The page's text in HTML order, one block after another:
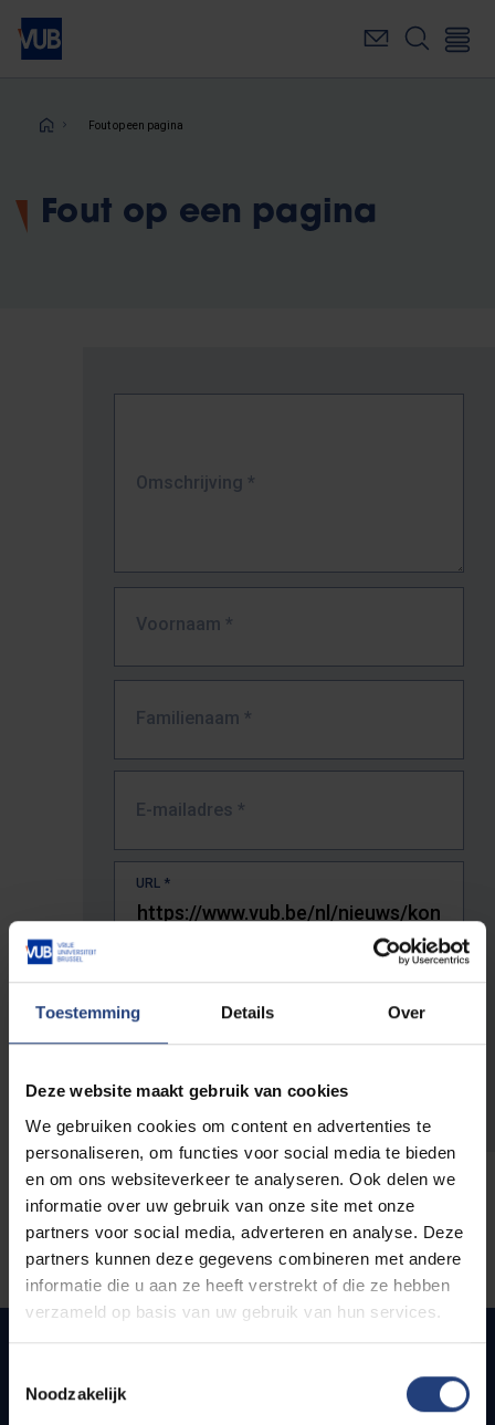
Toestemming Details Over
Deze website maakt gebruik van cookies
We gebruiken cookies om content en advertenties te
personaliseren, om functies voor social media te bieden
en om ons websiteverkeer te analyseren. Ook delen we
informatie over uw gebruik van onze site met onze
partners voor social media, adverteren en analyse. Deze
partners kunnen deze gegevens combineren met andere
informatie die u aan ze heeft verstrekt of die ze hebben
verzameld op basis van uw gebruik van hun services.
Noodzakelijk
Overslaan
naar
inhoudKruimelpad
Fout op een pagina
Fout op een pagina
Omschrijving *
Voornaam *
Familienaam *
E-mailadres *
URL *
De volledige URL van de pagina waar je de fout zag.
Snel naar